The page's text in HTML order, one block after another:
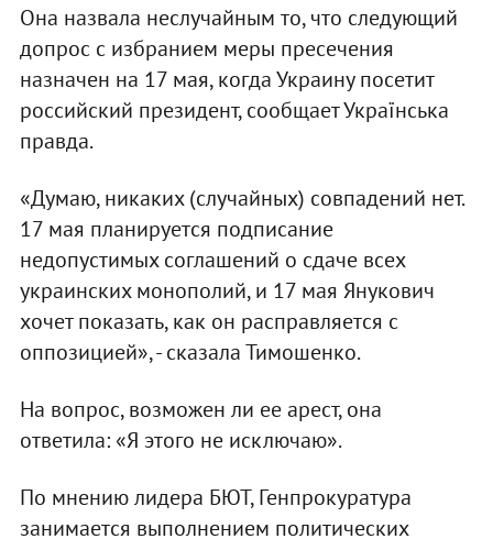
Она назвала неслучайным то, что следующий
допрос с избранием меры пресечения
назначен на 17 мая, когда Украину посетит
российский президент, сообщает Українська
правда.
«Думаю, никаких (случайных) совпадений нет.
17 мая планируется подписание
недопустимых соглашений о сдаче всех
украинских монополий, и 17 мая Янукович
хочет показать, как он расправляется с
оппозицией», - сказала Тимошенко.
На вопрос, возможен ли ее арест, она
ответила: «Я этого не исключаю».
По мнению лидера БЮТ, Генпрокуратура
занимается выполнением политических